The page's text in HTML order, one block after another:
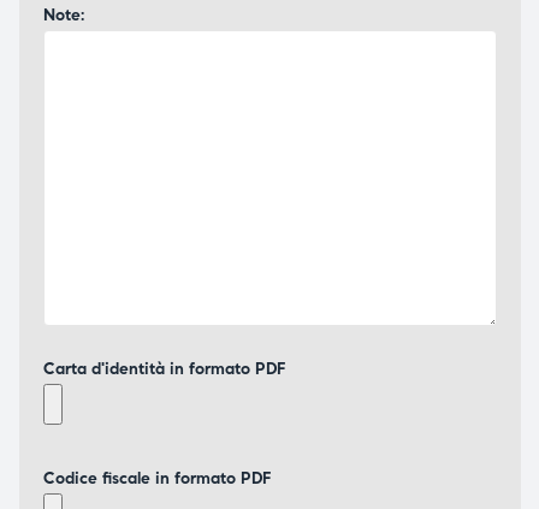
Note:
Carta d'identità in formato PDF
Codice fiscale in formato PDF